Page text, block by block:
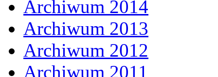
Archiwum 2014
Archiwum 2013
Archiwum 2012
Archiwum 2011